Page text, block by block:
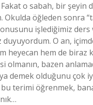
Fakat o sabah, bir şeyin
Okulda öğleden sonra
işlediğimiz ders
O an,
heyecan hem de biraz
olmanın, bazen
demek olduğunu çok
terimi öğrenmek,